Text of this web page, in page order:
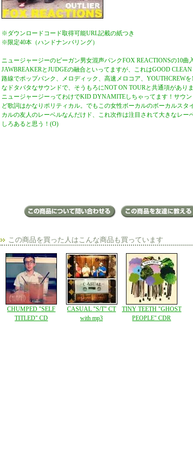
※ダウンロードコード取得可能URL記載の紙つき
※限定40本（ハンドナンバリング）
ニュージャージーのビーガン男女混声パンクFOX REACTIONSの10曲
JAWBREAKERとJUDGEの融合といってますが、これはGOOD
路線でポップパンク、メロディック、高速メロコア、YOUTHCREW
なドタバタなサウンドで、そうもろにNOT ON TOURと共通項があり
ニュージャージーってわけでKID DYNAMITEしちゃってます！サウ
ど歌詞はかなりポリティカル。でもこの女性ボーカルのボーカルスタ
カルの友人のレーベルなんだけド、これ次作は注目されて大きなレー
しろあると思う！(O)
この商品を買った人はこんな商品も買っています
CHUMPED "SELF
TITLED" CD
CASUAL "S/T" CT
with mp3
TINY TEETH "GHOST
PEOPLE" CDR